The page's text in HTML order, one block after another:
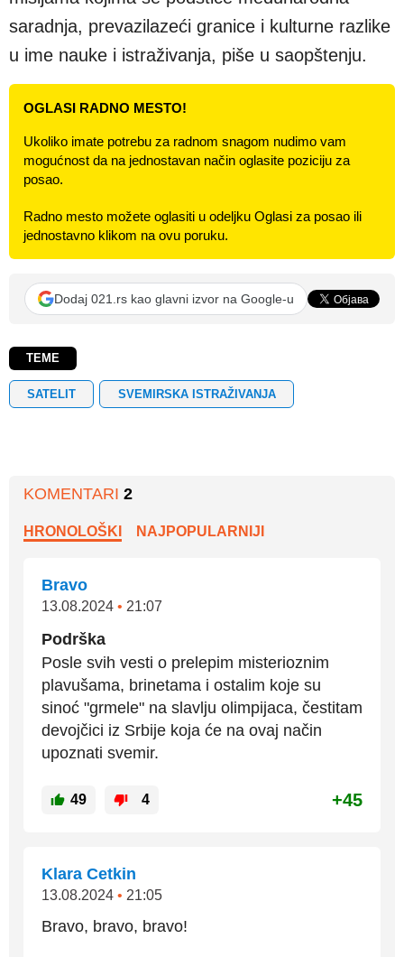
saradnja, prevazilazeći granice i kulturne razlike
u ime nauke i istraživanja, piše u saopštenju.
OGLASI RADNO MESTO!
Ukoliko imate potrebu za radnom snagom nudimo vam
mogućnost da na jednostavan način oglasite poziciju za
posao.
Radno mesto možete oglasiti u odeljku Oglasi za posao ili
jednostavno klikom na ovu poruku.
Dodaj 021.rs kao glavni izvor na Google-u
TEME
SATELIT SVEMIRSKA ISTRAŽIVANJA
KOMENTARI 2
HRONOLOŠKI NAJPOPULARNIJI
Bravo
13.08.2024 • 21:07
Podrška
Posle svih vesti o prelepim misterioznim
plavušama, brinetama i ostalim koje su
sinoć "grmele" na slavlju olimpijaca, čestitam
devojčici iz Srbije koja će na ovaj način
upoznati svemir.
49 4 +45
Klara Cetkin
13.08.2024 • 21:05
Bravo, bravo, bravo!